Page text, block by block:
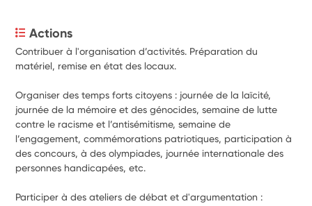
Actions
Contribuer à l'organisation d’activités. Préparation du
matériel, remise en état des locaux.
Organiser des temps forts citoyens : journée de la laïcité,
journée de la mémoire et des génocides, semaine de lutte
contre le racisme et l’antisémitisme, semaine de
l’engagement, commémorations patriotiques, participation à
des concours, à des olympiades, journée internationale des
personnes handicapées, etc.
Participer à des ateliers de débat et d'argumentation :